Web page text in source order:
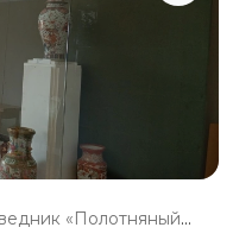
Музей-заповедник «Полотняный З...